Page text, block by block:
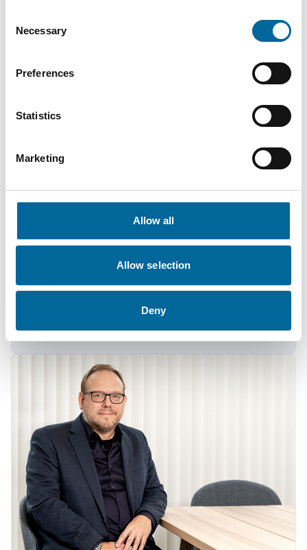
Selection
Necessary
Preferences
Statistics
Marketing
Allow all
Allow selection
Deny
Krister Turesson
Salesperson / KAM | Amo Installationskabel AB
krister.turesson@amokabel.com